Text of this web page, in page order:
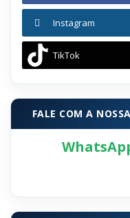
Instagram
TikTok
FALE COM A